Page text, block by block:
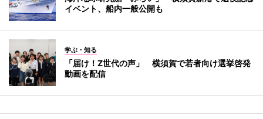
イベント、船内一般公開も
学ぶ・知る
「届け！Z世代の声」 横須賀で若者向け選挙啓発
動画を配信